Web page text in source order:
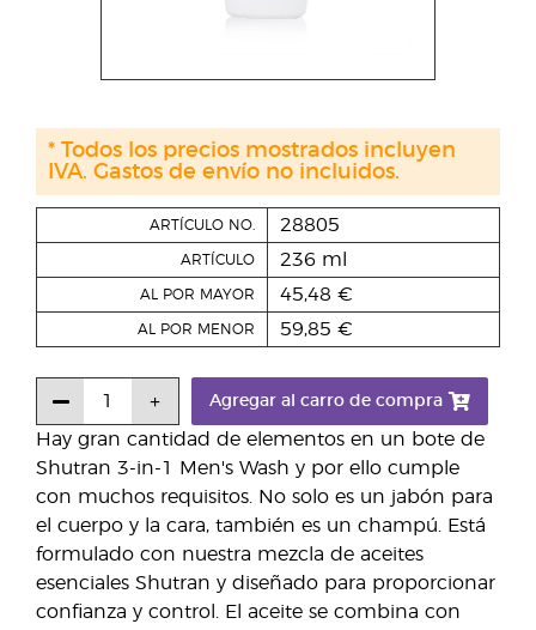
Hay gran cantidad de elementos en un bote de
Shutran 3-in-1 Men's Wash y por ello cumple
con muchos requisitos. No solo es un jabón para
el cuerpo y la cara, también es un champú. Está
formulado con nuestra mezcla de aceites
esenciales Shutran y diseñado para proporcionar
confianza y control. El aceite se combina con
ARTÍCULO NO. 28805
ARTÍCULO 236 ml
AL POR MAYOR 45,48 €
AL POR MENOR 59,85 €
Agregar al carro de compra
* Todos los precios mostrados incluyen
IVA. Gastos de envío no incluidos.